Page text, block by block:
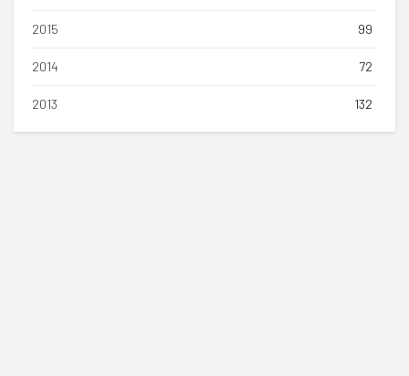
2015 99
2014 72
2013 132